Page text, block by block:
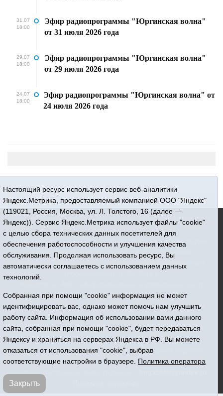
31.07
18:00
Эфир радиопрограммы "Юргинская волна"
от 31 июля 2026 года
29.07
18:00
Эфир радиопрограммы "Юргинская волна"
от 29 июля 2026 года
24.07
18:00
Эфир радиопрограммы "Юргинская волна" от
24 июля 2026 года
16+ © 2015-2026 Сетевое издание «Новости Юргинского
Регистрационный номер СМИ ЭЛ № ФС 77 - 66052 выдан
Федеральной службой по надзору в сфере связи,
«Призыв»
Все права защищены © При использовании материалов
ссылка обязательна
Адрес редакции: 627250, Тюменская область, Юргинский
район, с. Юргинское, ул. Центральная, 49
Телефон: 8(34543)2-46-89. Директор - главный редактор
Галина Васильевна Ниязова
Настоящий ресурс использует сервис веб-аналитики
Яндекс.Метрика, предоставляемый компанией ООО "Яндекс"
(119021, Россия, Москва, ул. Л. Толстого, 16 (далее —
Яндекс)). Сервис Яндекс.Метрика использует файлы "cookie"
с целью сбора технических данных посетителей для
обеспечения работоспособности и улучшения качества
обслуживания. Продолжая использовать ресурс, Вы
автоматически соглашаетесь с использованием данных
технологий.
Собранная при помощи "cookie" информация не может
идентифицировать вас, однако может помочь нам улучшить
работу сайта. Информация об использовании вами данного
сайта, собранная при помощи "cookie", будет передаваться
Яндексу и храниться на серверах Яндекса в РФ. Вы можете
отказаться от использования "cookie", выбрав
соответствующие настройки в браузере. Политика оператора
Закрыть